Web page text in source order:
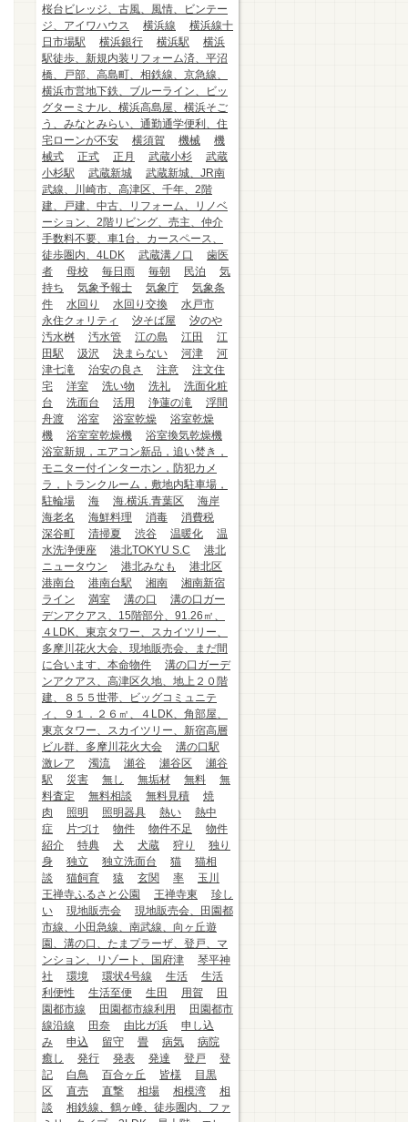
桜台ビレッジ、古風、風情、ビンテー
ジ、アイワハウス
横浜線
横浜線十
日市場駅
横浜銀行 横浜駅
横浜
駅徒歩、新規内装リフォーム済、平沼
橋、戸部、高島町、相鉄線、京急線、
横浜市営地下鉄、ブルーライン、ビッ
グターミナル、横浜高島屋、横浜そご
う、みなとみらい、通勤通学便利、住
宅ローンが不安
横須賀 機械
機
械式
正式 正月 武蔵小杉
武蔵
小杉駅
武蔵新城
武蔵新城、JR南
武線、川崎市、高津区、千年、2階
建、戸建、中古、リフォーム、リノベ
ーション、2階リビング、売主、仲介
手数料不要、車1台、カースペース、
徒歩圏内、4LDK
武蔵溝ノ口
歯医
者
母校 毎日雨 毎朝 民泊
気
持ち
気象予報士 気象庁
気象条
件
水回り 水回り交換
水戸市
永住クォリティ
汐そば屋
汐のや
汚水桝
汚水管 江の島 江田
江
田駅
汲沢 決まらない 河津
河
津七滝
治安の良さ 注意
注文住
宅
洋室 洗い物 洗礼
洗面化粧
台
洗面台 活用 浄蓮の滝
浮間
舟渡
浴室 浴室乾燥
浴室乾燥
機
浴室室乾燥機
浴室換気乾燥機
浴室新規，エアコン新品，追い焚き，
モニター付インターホン，防犯カメ
ラ，トランクルーム，敷地内駐車場，
駐輪場
海 海.横浜.青葉区
海岸
海老名
海鮮料理 消毒
消費税
深谷町
清掃夏 渋谷 温暖化
温
水洗浄便座
港北TOKYU S.C
港北
ニュータウン
港北みなも
港北区
港南台
港南台駅 湘南
湘南新宿
ライン
満室 溝の口
溝の口ガー
デンアクアス、15階部分、91.26㎡、
４LDK、東京タワー、スカイツリー、
多摩川花火大会、現地販売会、まだ間
に合います、本命物件
溝の口ガーデ
ンアクアス、高津区久地、地上２０階
建、８５５世帯、ビッグコミュニテ
ィ、９１．２６㎡、４LDK、角部屋、
東京タワー、スカイツリー、新宿高層
ビル群、多摩川花火大会
溝の口駅
激レア
濁流 瀬谷 瀬谷区
瀬谷
駅
災害 無し 無垢材 無料
無
料査定
無料相談 無料見積
焼
肉
照明 照明器具 熱い
熱中
症
片づけ 物件 物件不足
物件
紹介
特典 犬 犬蔵 狩り
独り
身
独立 独立洗面台 猫
猫相
談
猫飼育 猿 玄関 率
玉川
王禅寺ふるさと公園
王禅寺東
珍し
い
現地販売会
現地販売会、田園都
市線、小田急線、南武線、向ヶ丘遊
園、溝の口、たまプラーザ、登戸、マ
ンション、リゾート、国府津
琴平神
社
環境 環状4号線 生活
生活
利便性
生活至便 生田 用賀
田
園都市線
田園都市線利用
田園都市
線沿線
田奈 由比ガ浜
申し込
み
申込 留守 畳 病気
病院
癒し
発行 発表 発達 登戸
登
記
白鳥 百合ヶ丘 皆様
目黒
区
直売 直撃 相場 相模湾
相
談
相鉄線、鶴ヶ峰、徒歩圏内、ファ